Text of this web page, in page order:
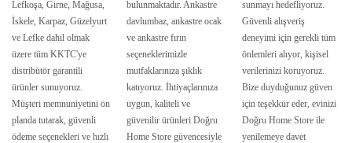
Lefkoşa, Girne, Mağusa,
İskele, Karpaz, Güzelyurt
ve Lefke dahil olmak
üzere tüm KKTC'ye
distribütör garantili
ürünler sunuyoruz.
Müşteri memnuniyetini ön
planda tutarak, güvenli
ödeme seçenekleri ve hızlı
bulunmaktadır. Ankastre
davlumbaz, ankastre ocak
ve ankastre fırın
seçeneklerimizle
mutfaklarınıza şıklık
katıyoruz. İhtiyaçlarınıza
uygun, kaliteli ve
güvenilir ürünleri Doğru
Home Store güvencesiyle
sunmayı hedefliyoruz.
Güvenli alışveriş
deneyimi için gerekli tüm
önlemleri alıyor, kişisel
verilerinizi koruyoruz.
Bize duyduğunuz güven
için teşekkür eder, evinizi
Doğru Home Store ile
yenilemeye davet